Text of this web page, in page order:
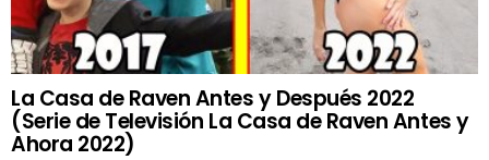
La Casa de Raven Antes y Después 2022
(Serie de Televisión La Casa de Raven Antes y
Ahora 2022)